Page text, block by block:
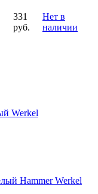
331
руб.
Нет в
наличии
Werkel
Hammer Werkel